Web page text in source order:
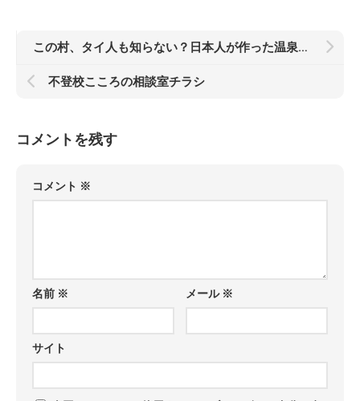
この村、タイ人も知らない？日本人が作った温泉発見のサムネイル
不登校こころの相談室チラシ
コメントを残す
コメント ※
名前 ※ メール ※
サイト